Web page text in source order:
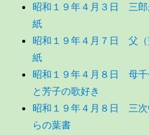
昭和１９年４月３日 三
紙
昭和１９年４月７日 父
紙
昭和１９年４月８日 母
と芳子の歌好き
昭和１９年４月８日 三
らの葉書